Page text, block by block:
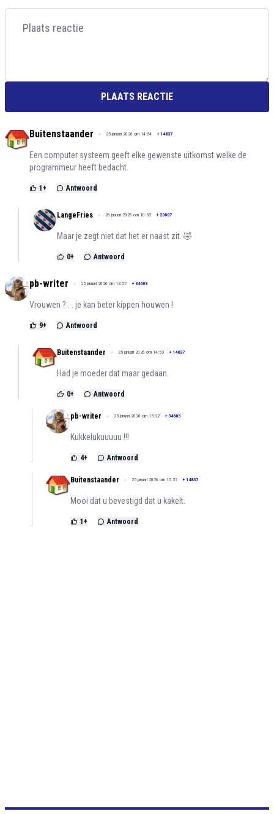
PLAATS REACTIE
Buitenstaander 25 januari 2026 om 14:54 + 14837
Een computer systeem geeft elke gewenste uitkomst welke de
programmeur heeft bedacht.
1+ Antwoord
LangeFries 26 januari 2026 om 10:32 + 20007
Maar je zegt niet dat het er naast zit. 🤣
0+ Antwoord
pb-writer 25 januari 2026 om 13:57 + 34603
Vrouwen ? . . je kan beter kippen houwen !
9+ Antwoord
Buitenstaander 25 januari 2026 om 14:53 + 14837
Had je moeder dat maar gedaan.
0+ Antwoord
pb-writer 25 januari 2026 om 15:22 + 34603
Kukkelukuuuuu !!!
4+ Antwoord
Buitenstaander 25 januari 2026 om 15:57 + 14837
Mooi dat u bevestigd dat u kakelt.
1+ Antwoord